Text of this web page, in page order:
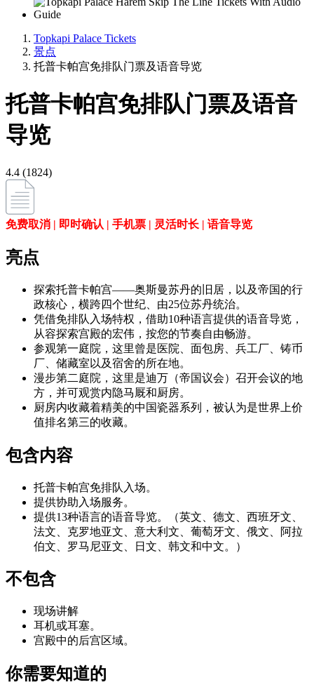
Topkapi Palace Tickets
景点
托普卡帕宫免排队门票及语音导览
托普卡帕宫免排队门票及语音
导览
4.4 (1824)
免费取消 | 即时确认 | 手机票 | 灵活时长 | 语音导览
亮点
探索托普卡帕宫——奥斯曼苏丹的旧居，以及帝国的行
政核心，横跨四个世纪、由25位苏丹统治。
凭借免排队入场特权，借助10种语言提供的语音导览，
从容探索宫殿的宏伟，按您的节奏自由畅游。
参观第一庭院，这里曾是医院、面包房、兵工厂、铸币
厂、储藏室以及宿舍的所在地。
漫步第二庭院，这里是迪万（帝国议会）召开会议的地
方，并可观赏内隐马厩和厨房。
厨房内收藏着精美的中国瓷器系列，被认为是世界上价
值排名第三的收藏。
包含内容
托普卡帕宫免排队入场。
提供协助入场服务。
提供13种语言的语音导览。（英文、德文、西班牙文、
法文、克罗地亚文、意大利文、葡萄牙文、俄文、阿拉
伯文、罗马尼亚文、日文、韩文和中文。）
不包含
现场讲解
耳机或耳塞。
宫殿中的后宫区域。
你需要知道的